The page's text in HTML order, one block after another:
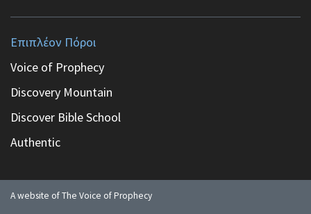
Επιπλέον Πόροι
Voice of Prophecy
Discovery Mountain
Discover Bible School
Authentic
A website of The Voice of Prophecy